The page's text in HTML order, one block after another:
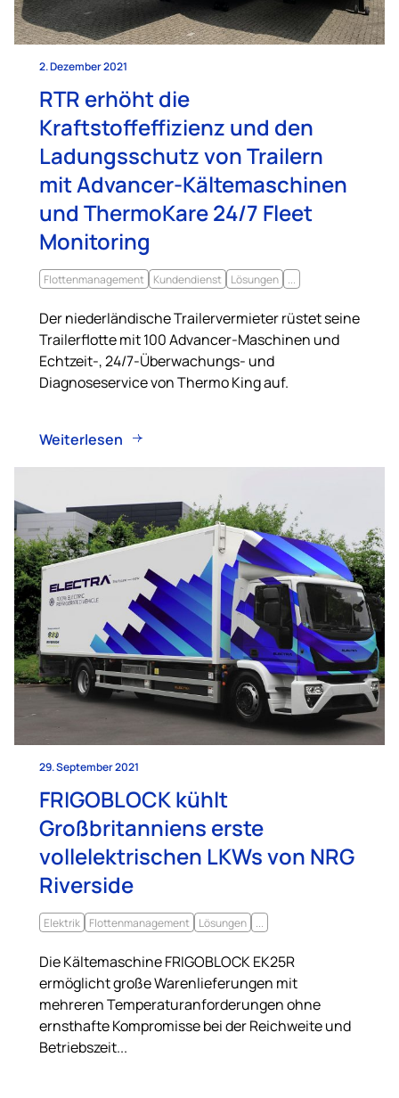
2. Dezember 2021
RTR erhöht die
Kraftstoffeffizienz und den
Ladungsschutz von Trailern
mit Advancer-Kältemaschinen
und ThermoKare 24/7 Fleet
Monitoring
Flottenmanagement Kundendienst Lösungen
Der niederländische Trailervermieter rüstet seine
Trailerflotte mit 100 Advancer-Maschinen und
Echtzeit-, 24/7-Überwachungs- und
Diagnoseservice von Thermo King auf.
Weiterlesen
29. September 2021
FRIGOBLOCK kühlt
Großbritanniens erste
vollelektrischen LKWs von NRG
Riverside
Elektrik Flottenmanagement Lösungen
Die Kältemaschine FRIGOBLOCK EK25R
ermöglicht große Warenlieferungen mit
mehreren Temperaturanforderungen ohne
ernsthafte Kompromisse bei der Reichweite und
Betriebszeit...